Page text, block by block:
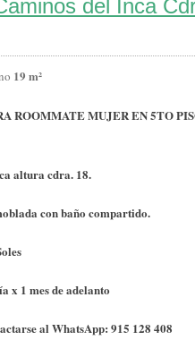
del Inca
19 m²
ROOMMATE MUJER EN 5TO
altura cdra. 18.
con baño compartido.
x 1 mes de adelanto
al WhatsApp: 915 128 408